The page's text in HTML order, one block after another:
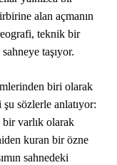
alan açmanın
teknik bir
taşıyor.
biri olarak
sözlerle anlatıyor:
bir varlık olarak
kuran bir özne
sahnedeki